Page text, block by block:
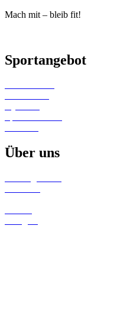
Mach mit – bleib fit!
Sportangebot
Über uns